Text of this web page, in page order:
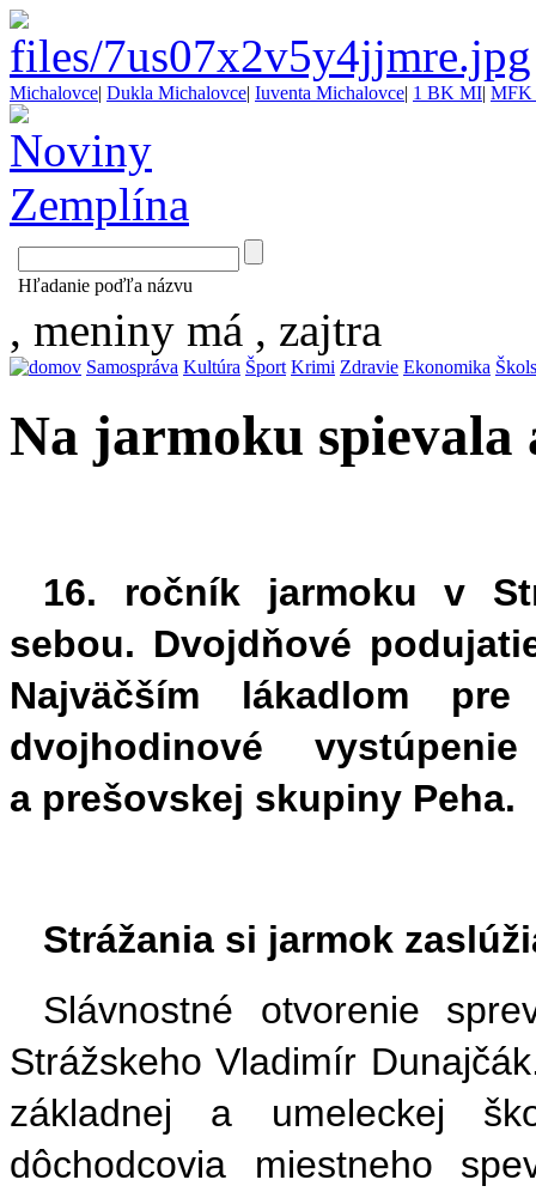
Michalovce| Dukla Michalovce| Iuventa Michalovce| 1 BK MI| MFK
Hľadanie poďľa názvu
, meniny má , zajtra
Samospráva Kultúra Šport Krimi Zdravie Ekonomika
Na jarmoku
16. ročník jarmoku v
sebou. Dvojdňové
Najväčším lákadlom
dvojhodinové
a prešovskej skupiny Peha.
Strážania si jarmok
Slávnostné otvorenie
Strážskeho Vladimír
základnej a umeleckej
dôchodcovia miestneho